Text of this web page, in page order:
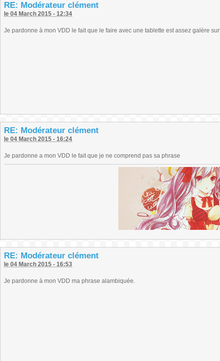
RE: Modérateur clément
le 04 March 2015 - 12:34
Je pardonne à mon VDD le fait que le faire avec une tablette est assez galère
RE: Modérateur clément
le 04 March 2015 - 16:24
Je pardonne a mon VDD le fait que je ne comprend pas sa phrase
RE: Modérateur clément
le 04 March 2015 - 16:53
Je pardonne à mon VDD ma phrase alambiquée.